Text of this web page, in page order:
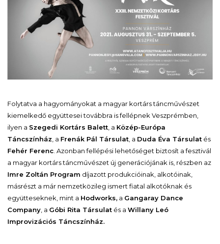
Folytatva a hagyományokat a magyar kortárs táncművészet
kiemelkedő együttesei továbbra is fellépnek Veszprémben,
ilyen a Szegedi Kortárs Balett, a Közép-Európa
Táncszínház, a Frenák Pál Társulat, a Duda Éva Társulat és
Fehér Ferenc. Azonban fellépési lehetőséget biztosít a fesztivál
a magyar kortárs táncművészet új generációjának is, részben az
Imre Zoltán Program díjazott produkcióinak, alkotóinak,
másrészt a már nemzetközileg ismert fiatal alkotóknak és
együtteseknek, mint a Hodworks, a Gangaray Dance
Company, a Góbi Rita Társulat és a Willany Leó
Improvizációs Táncszínház.